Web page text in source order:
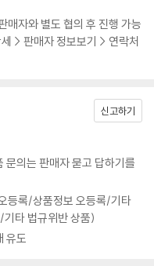
작 세 종이 펭귄클래식 코리아
왕 헨더슨」, 「허조그」가 바로
번째, 네 번째, 다섯 번째 장
학을 논할 수 없다고 여겨질
의 입담과 재치, 쥬다이즘에서
망이 가득하다. 방대한 독서
운 집념은 세 차례나 영예로운
는 바탕이 된다. 자서전적 사
있는 그의 소설들은 소재가
곳에서 읽어도 공감을 얻어
매자와 별도 협의 후 진행 가능
> 판매자 정보보기 > 연락처
신고하기
문의는 판매자 묻고 답하기를
등록/상품정보 오등록/기타
타 법규위반 상품)
유도